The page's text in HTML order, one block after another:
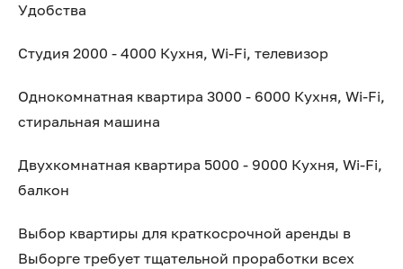
Удобства
Студия 2000 - 4000 Кухня, Wi-Fi, телевизор
Однокомнатная квартира 3000 - 6000 Кухня, Wi-Fi,
стиральная машина
Двухкомнатная квартира 5000 - 9000 Кухня, Wi-Fi,
балкон
Выбор квартиры для краткосрочной аренды в
Выборге требует тщательной проработки всех